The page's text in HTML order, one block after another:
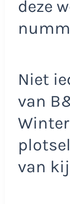
deze
Niet
van
van